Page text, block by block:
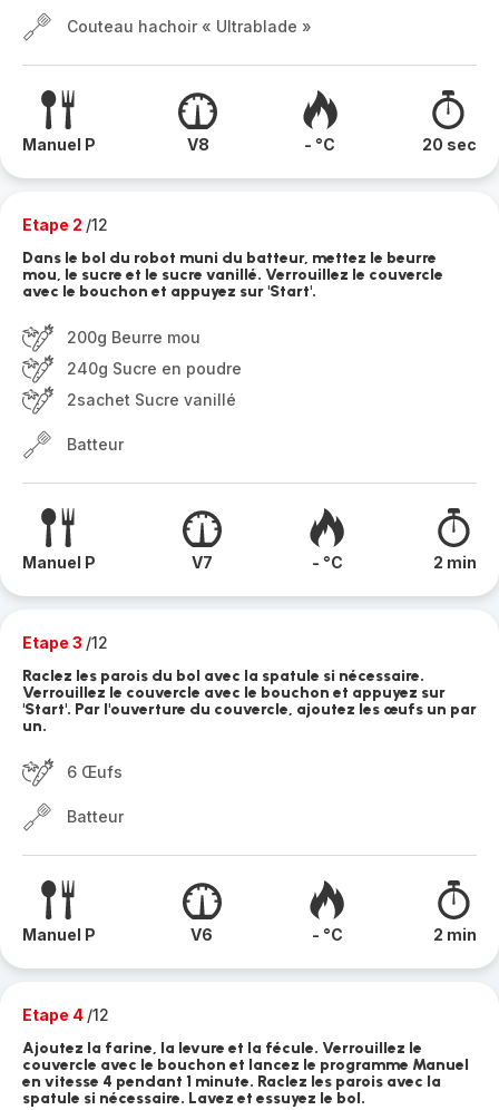
Couteau hachoir « Ultrablade »
Manuel P V8 - °C 20 sec
Etape 2 /12
Dans le bol du robot muni du batteur, mettez le beurre
mou, le sucre et le sucre vanillé. Verrouillez le couvercle
avec le bouchon et appuyez sur 'Start'.
200g Beurre mou
240g Sucre en poudre
2sachet Sucre vanillé
Batteur
Manuel P V7 - °C 2 min
Etape 3 /12
Raclez les parois du bol avec la spatule si nécessaire.
Verrouillez le couvercle avec le bouchon et appuyez sur
'Start'. Par l'ouverture du couvercle, ajoutez les œufs un par
un.
6 Œufs
Batteur
Manuel P V6 - °C 2 min
Etape 4 /12
Ajoutez la farine, la levure et la fécule. Verrouillez le
couvercle avec le bouchon et lancez le programme Manuel
en vitesse 4 pendant 1 minute. Raclez les parois avec la
spatule si nécessaire. Lavez et essuyez le bol.